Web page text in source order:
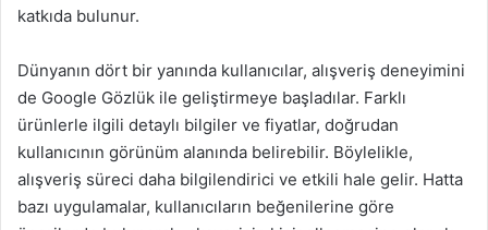
katkıda bulunur.
Dünyanın dört bir yanında kullanıcılar, alışveriş deneyimini
de Google Gözlük ile geliştirmeye başladılar. Farklı
ürünlerle ilgili detaylı bilgiler ve fiyatlar, doğrudan
kullanıcının görünüm alanında belirebilir. Böylelikle,
alışveriş süreci daha bilgilendirici ve etkili hale gelir. Hatta
bazı uygulamalar, kullanıcıların beğenilerine göre